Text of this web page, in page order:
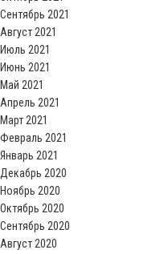
Сентябрь 2021
Август 2021
Июль 2021
Июнь 2021
Май 2021
Апрель 2021
Март 2021
Февраль 2021
Январь 2021
Декабрь 2020
Ноябрь 2020
Октябрь 2020
Сентябрь 2020
Август 2020